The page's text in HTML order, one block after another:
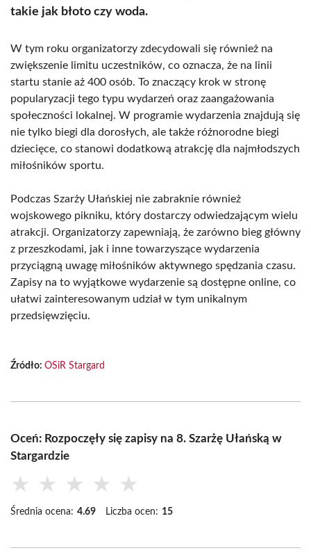
takie jak błoto czy woda.
W tym roku organizatorzy zdecydowali się również na
zwiększenie limitu uczestników, co oznacza, że na linii
startu stanie aż 400 osób. To znaczący krok w stronę
popularyzacji tego typu wydarzeń oraz zaangażowania
społeczności lokalnej. W programie wydarzenia znajdują się
nie tylko biegi dla dorosłych, ale także różnorodne biegi
dziecięce, co stanowi dodatkową atrakcję dla najmłodszych
miłośników sportu.
Podczas Szarży Ułańskiej nie zabraknie również
wojskowego pikniku, który dostarczy odwiedzającym wielu
atrakcji. Organizatorzy zapewniają, że zarówno bieg główny
z przeszkodami, jak i inne towarzyszące wydarzenia
przyciągną uwagę miłośników aktywnego spędzania czasu.
Zapisy na to wyjątkowe wydarzenie są dostępne online, co
ułatwi zainteresowanym udział w tym unikalnym
przedsięwzięciu.
Źródło: OSiR Stargard
Oceń: Rozpoczęły się zapisy na 8. Szarżę Ułańską w
Stargardzie
★ ★ ★ ★ ★
Średnia ocena: 4.69 Liczba ocen: 15